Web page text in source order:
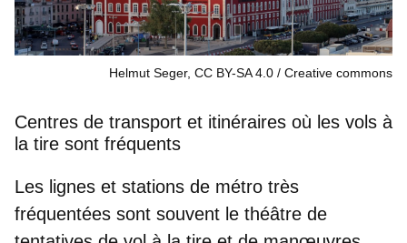
Helmut Seger, CC BY-SA 4.0 Creative commons
Centres de transport et itinéraires où les vols à
la tire sont fréquents
Les lignes et stations de métro très
fréquentées sont souvent le théâtre de